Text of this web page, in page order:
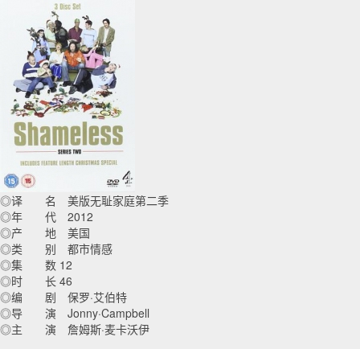
◎译 名 美版无耻家庭第二季
◎年 代 2012
◎产 地 美国
◎类 别 都市情感
◎集 数 12
◎时 长 46
◎编 剧 保罗·艾伯特
◎导 演 Jonny·Campbell
◎主 演 詹姆斯·麦卡沃伊